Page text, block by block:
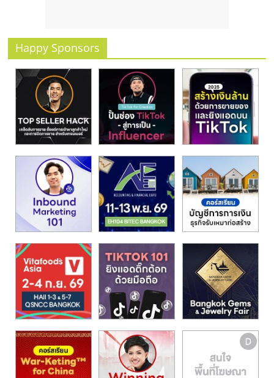
Happy Sponsors